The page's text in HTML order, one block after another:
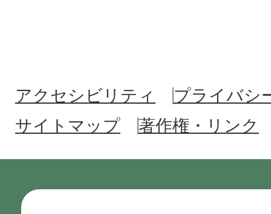
アクセシビリティ
プライバシ
サイトマップ
著作権・リンク